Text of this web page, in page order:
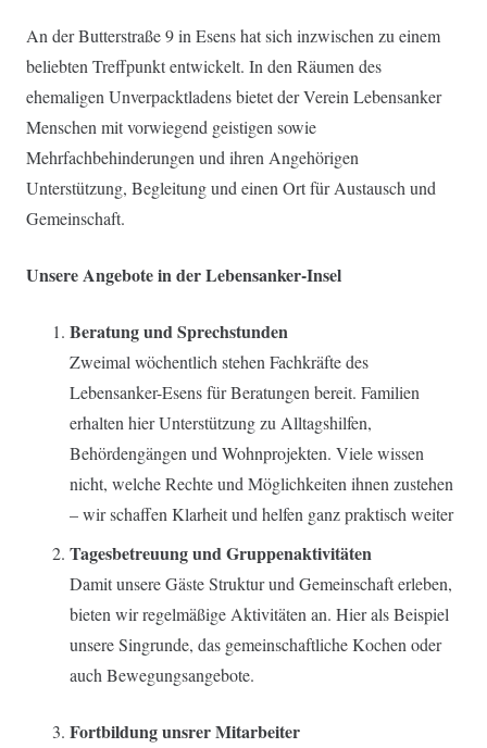
An der Butterstraße 9 in Esens hat sich inzwischen zu einem
beliebten Treffpunkt entwickelt. In den Räumen des
ehemaligen Unverpacktladens bietet der Verein Lebensanker
Menschen mit vorwiegend geistigen sowie
Mehrfachbehinderungen und ihren Angehörigen
Unterstützung, Begleitung und einen Ort für Austausch und
Gemeinschaft.
Unsere Angebote in der Lebensanker-Insel
Beratung und Sprechstunden
Zweimal wöchentlich stehen Fachkräfte des
Lebensanker-Esens für Beratungen bereit. Familien
erhalten hier Unterstützung zu Alltagshilfen,
Behördengängen und Wohnprojekten. Viele wissen
nicht, welche Rechte und Möglichkeiten ihnen zustehen
– wir schaffen Klarheit und helfen ganz praktisch weiter
Tagesbetreuung und Gruppenaktivitäten
Damit unsere Gäste Struktur und Gemeinschaft erleben,
bieten wir regelmäßige Aktivitäten an. Hier als Beispiel
unsere Singrunde, das gemeinschaftliche Kochen oder
auch Bewegungsangebote.
Fortbildung unsrer Mitarbeiter